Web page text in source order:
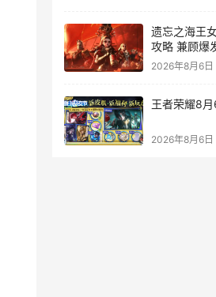
遗忘之海王
攻略 兼顾爆
2026年8月6日
王者荣耀8
2026年8月6日